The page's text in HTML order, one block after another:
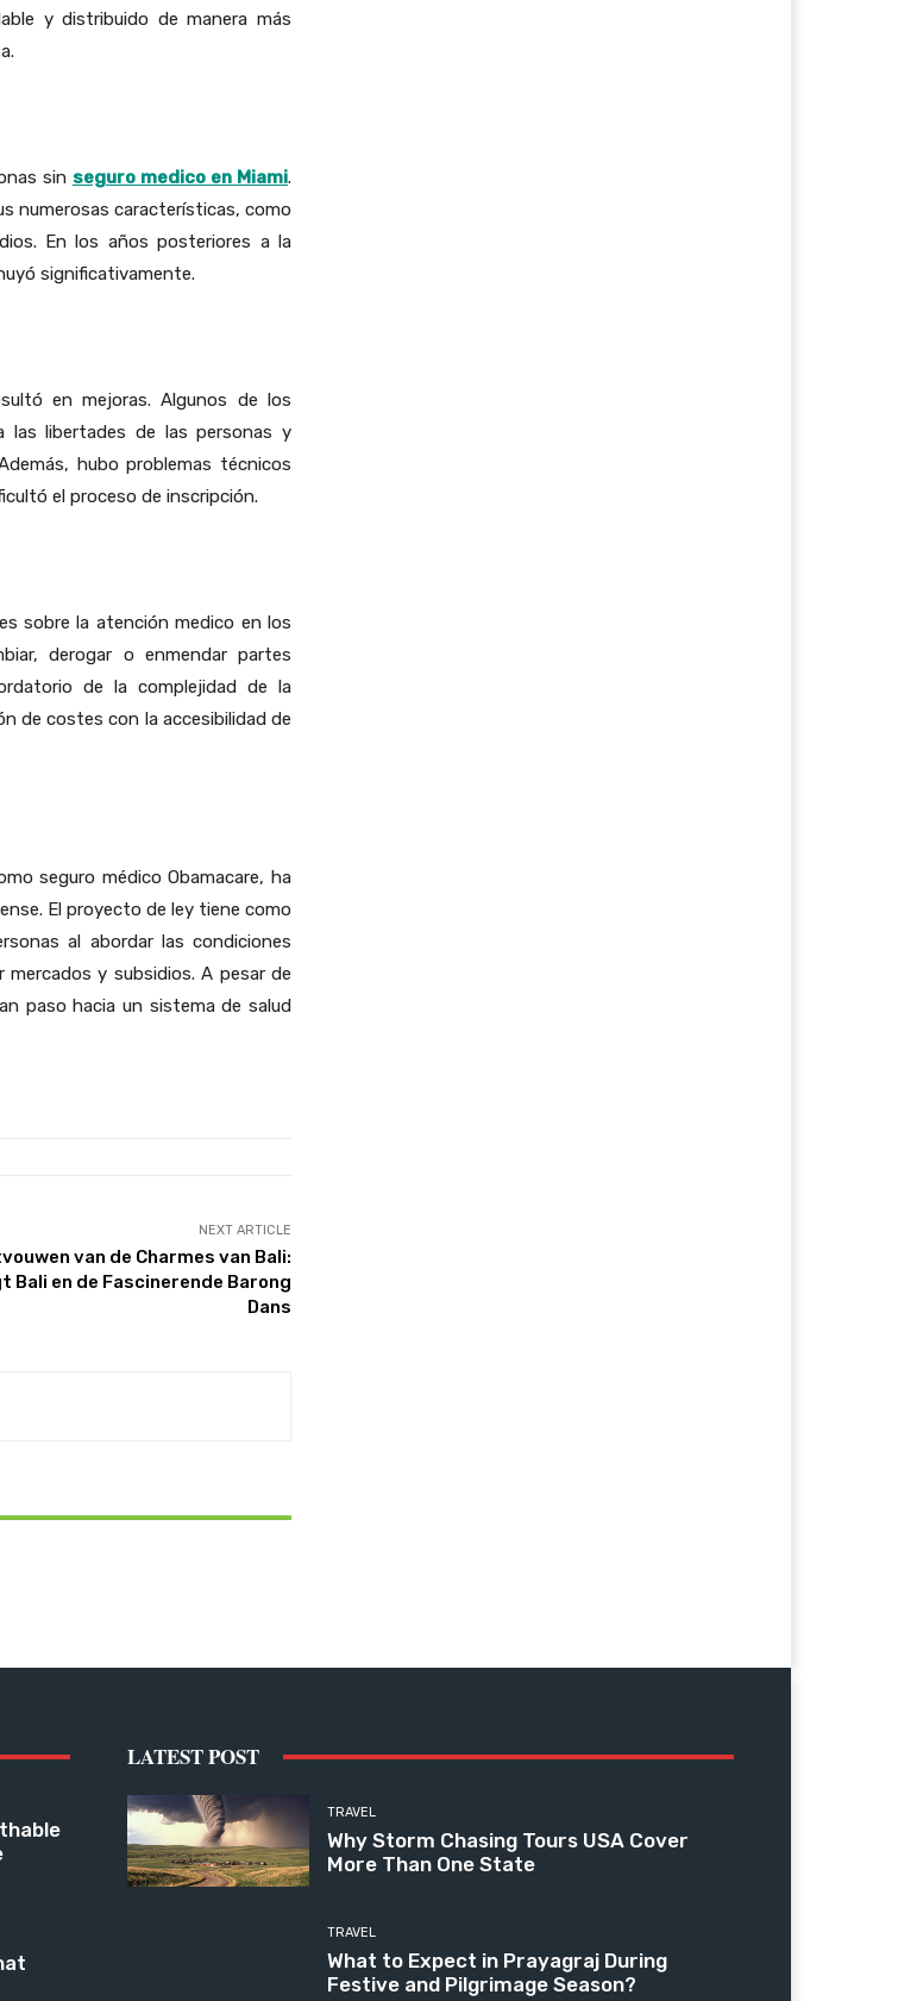
y distribuido de manera más
sin seguro medico en Miami.
numerosas características, como
En los años posteriores a la
significativamente.
en mejoras. Algunos de los
las libertades de las personas y
hubo problemas técnicos
el proceso de inscripción.
sobre la atención medico en los
derogar o enmendar partes
de la complejidad de la
de costes con la accesibilidad de
seguro médico Obamacare, ha
El proyecto de ley tiene como
al abordar las condiciones
y subsidios. A pesar de
paso hacia un sistema de salud
NEXT ARTICLE
van de Charmes van Bali:
Bali en de Fascinerende Barong
Dans
LATEST POST
TRAVEL
Why Storm Chasing Tours USA Cover
More Than One State
TRAVEL
What to Expect in Prayagraj During
Festive and Pilgrimage Season?